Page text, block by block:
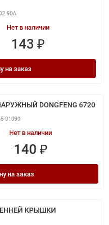
Нет в наличии
143 ₽
на заказ
DONGFENG 6720
01090
Нет в наличии
140 ₽
на заказ
КРЫШКИ